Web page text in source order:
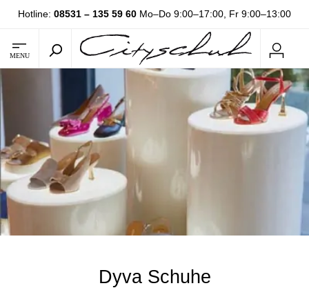
Hotline: 08531 – 135 59 60 Mo–Do 9:00–17:00, Fr 9:00–13:00
MENU
Dyva Schuhe